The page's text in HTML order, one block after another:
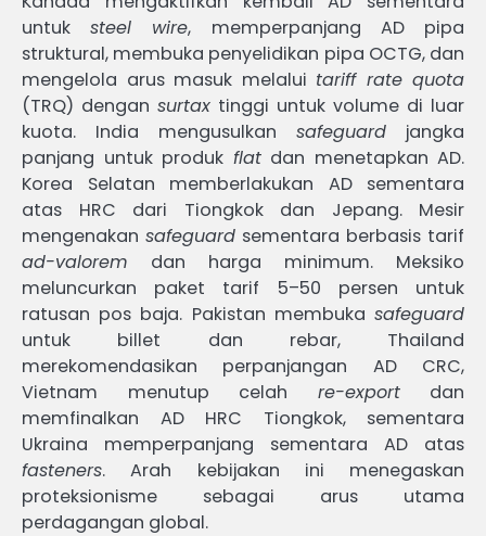
untuksteel wire, memperpanjang AD pipa
struktural, membuka penyelidikan pipa OCTG, dan
mengelola arus masuk melalui tariff rate quota
(TRQ) dengan surtax tinggi untuk volume di luar
kuota. India mengusulkan safeguard jangka
panjang untuk produk flatdan menetapkan AD.
Korea Selatan memberlakukan AD sementara
atas HRC dari Tiongkok dan Jepang. Mesir
mengenakan safeguard sementara berbasis tarif
ad-valorem dan harga minimum. Meksiko
meluncurkan paket tarif 5–50 persen untuk
ratusan pos baja. Pakistan membuka safeguard
untuk billet dan rebar, Thailand
merekomendasikan perpanjangan AD CRC,
Vietnam menutup celah re-exportdan
memfinalkan AD HRC Tiongkok, sementara
Ukraina memperpanjang sementara AD atas
fasteners. Arah kebijakan ini menegaskan
proteksionisme sebagai arus utama
perdagangan global.